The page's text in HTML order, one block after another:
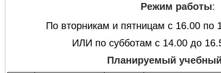
Режим работы:
По вторникам и пятницам с 16.00 по
ИЛИ по субботам с 14.00 до
Планируемый